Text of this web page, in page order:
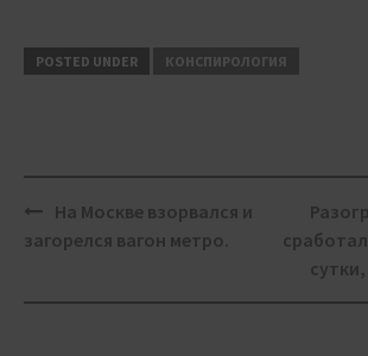
POSTED UNDER КОНСПИРОЛОГИЯ
Post
navigation
На Москве взорвался и
загорелся вагон метро.